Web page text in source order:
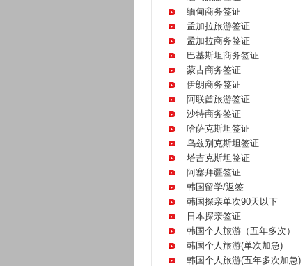
缅甸商务签证
孟加拉旅游签证
孟加拉商务签证
巴基斯坦商务签证
蒙古商务签证
伊朗商务签证
阿联酋旅游签证
沙特商务签证
哈萨克斯坦签证
乌兹别克斯坦签证
塔吉克斯坦签证
阿塞拜疆签证
韩国留学/返签
韩国探亲单次90天以下
日本探亲签证
韩国个人旅游（五年多次）
韩国个人旅游(单次加急)
韩国个人旅游(五年多次加急)